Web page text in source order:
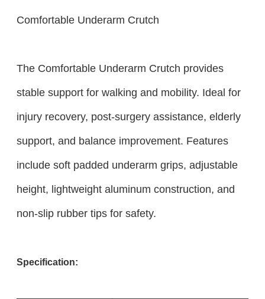
Comfortable Underarm Crutch
The Comfortable Underarm Crutch provides
stable support for walking and mobility. Ideal for
injury recovery, post-surgery assistance, elderly
support, and balance improvement. Features
include soft padded underarm grips, adjustable
height, lightweight aluminum construction, and
non-slip rubber tips for safety.
Specification: